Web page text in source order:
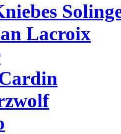
Lacroix